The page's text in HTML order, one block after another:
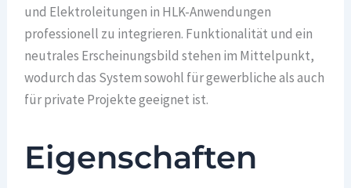
und Elektroleitungen in HLK-Anwendungen
professionell zu integrieren. Funktionalität und ein
neutrales Erscheinungsbild stehen im Mittelpunkt,
wodurch das System sowohl für gewerbliche als auch
für private Projekte geeignet ist.
Eigenschaften